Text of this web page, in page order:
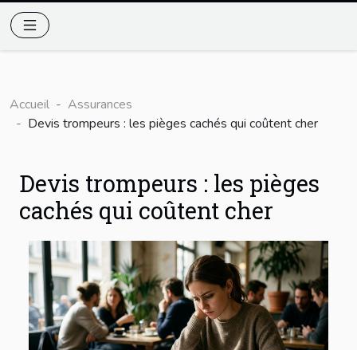
Accueil
Assurances
Devis trompeurs : les pièges cachés qui coûtent cher
Devis trompeurs : les pièges
cachés qui coûtent cher